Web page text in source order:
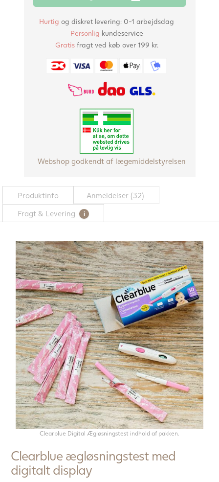
på
anmeldelser
Hurtig og diskret levering: 0-1 arbejdsdag
Personlig kundeservice
Gratisfragt ved køb over 199 kr.
Webshop godkendt af lægemiddelstyrelsen
Produktinfo Anmeldelser (32)
Fragt & Levering
Clearblue Digital Ægløsningstest indhold af pakken.
Clearblue ægløsningstest med
digitalt display